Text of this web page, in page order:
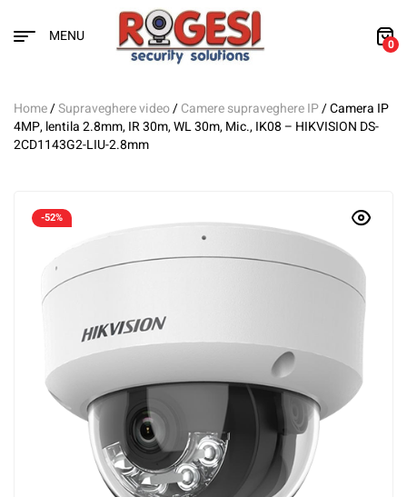
MENU 0
Home/Supraveghere video/Camere supraveghere IP/ Camera IP
4MP, lentila 2.8mm, IR 30m, WL 30m, Mic., IK08 – HIKVISION DS-
2CD1143G2-LIU-2.8mm
-52%